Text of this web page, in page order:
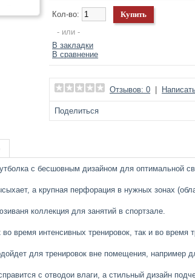
Кол-во:
- или -
В закладки
В сравнение
Отзывов: 0
Поделиться
с бесшовным дизайном для оптимальной
а крупная перфорация в нужных зонах
коллекция для занятий в спортзале.
время интенсивных тренировок, так и во время
для тренировок вне помещения, например
с отводои влаги, а стильный дизайн